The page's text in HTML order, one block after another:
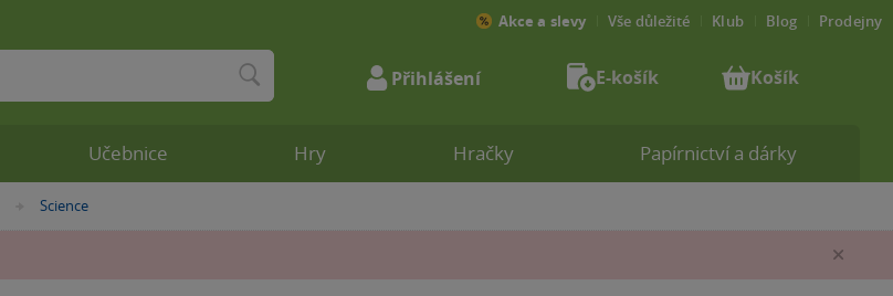
»
Science
Učebnice Hry Hračky Papírnictví a dárky
Akce a slevy Vše důležité Klub Blog Prodejny
Přihlášení E-košík Košík